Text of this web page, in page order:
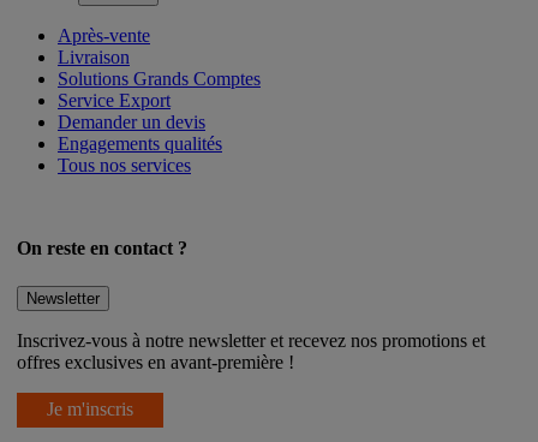
Après-vente
Livraison
Solutions Grands Comptes
Service Export
Demander un devis
Engagements qualités
Tous nos services
On reste en contact ?
Newsletter
Inscrivez-vous à notre newsletter et recevez nos promotions et
offres exclusives en avant-première !
Je m'inscris